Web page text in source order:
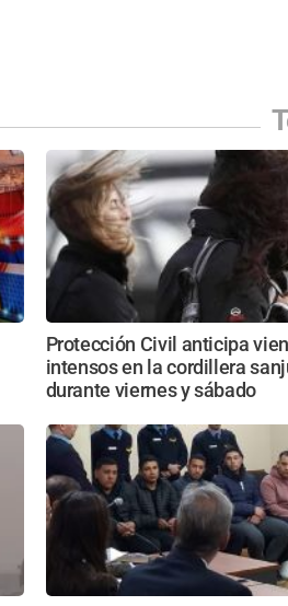
Protección Civil anticipa
intensos en la cordillera
durante viernes y sábado